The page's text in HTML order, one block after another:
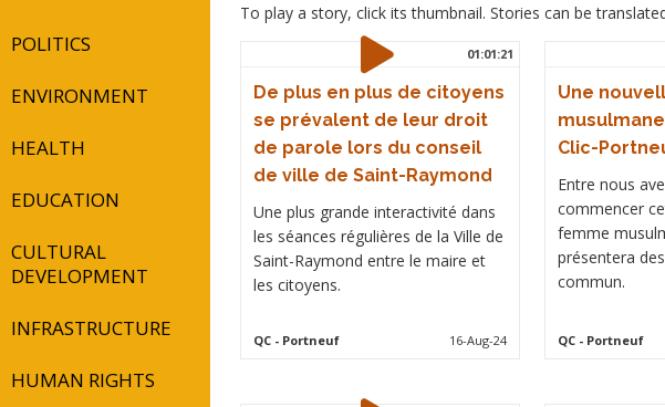
POLITICS
ENVIRONMENT
HEALTH
EDUCATION
CULTURAL
DEVELOPMENT
INFRASTRUCTURE
HUMAN RIGHTS
To play a story, click its thumbnail. Stories can be
01:01:21
De plus en plus de citoyens
se prévalent de leur droit
de parole lors du conseil
de ville de Saint-Raymond
Une plus grande interactivité dans
les séances régulières de la Ville de
Saint-Raymond entre le maire et
les citoyens.
QC- Portneuf 16-Aug-24
Une
Clic-
Entre nous
commencer
femme
présentera
commun.
QC- Portneuf